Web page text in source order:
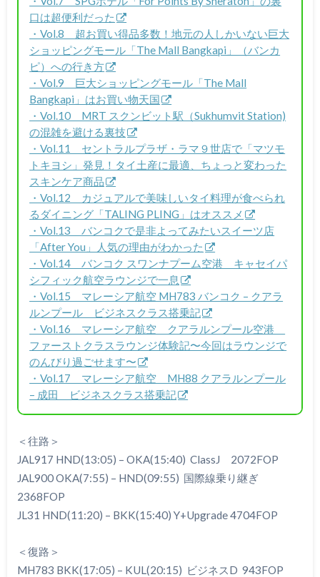
口は超便利だった
・Vol.8 超お買い得品多数！地元の人しかいない巨大
ショッピングモール「The Mall Bangkapi」（バンカ
ピ）への行き方
・Vol.9 巨大ショッピングモール「The Mall
Bangkapi」はお買い物天国
・Vol.10 MRT スクンビット駅（Sukhumvit Station)
の混雑を避ける裏技
・Vol.11 セントラルプラザ・ラマ９世店で「マツモ
トキヨシ」発見！タイ土産に最適、ちょっと変わった
スキンケア商品
・Vol.12 カジュアルで美味しいタイ料理が食べられ
るダイニング「TALING PLING」はオススメ
・Vol.13 バンコクで是非よってみたいスイーツ店
「After You」人気の理由がわかった
・Vol.14 バンコク スワンナプーム空港 キャセイパ
シフィック航空ラウンジで一息
・Vol.15 マレーシア航空 MH783 バンコク – クアラ
ルンプール ビジネスクラス搭乗記
・Vol.16 マレーシア航空 クアラルンプール空港
ファーストクラスラウンジ体験記〜今回はラウンジで
のんびり過ごせます〜
・Vol.17 マレーシア航空 MH88 クアラルンプール
– 成田 ビジネスクラス搭乗記
＜往路＞
JAL917 HND(13:05) – OKA(15:40) ClassJ 2072FOP
JAL900 OKA(7:55) – HND(09:55) 国際線乗り継ぎ
2368FOP
JL31 HND(11:20) – BKK(15:40) Y+Upgrade 4704FOP
＜復路＞
MH783 BKK(17:05) – KUL(20:15) ビジネスD 943FOP